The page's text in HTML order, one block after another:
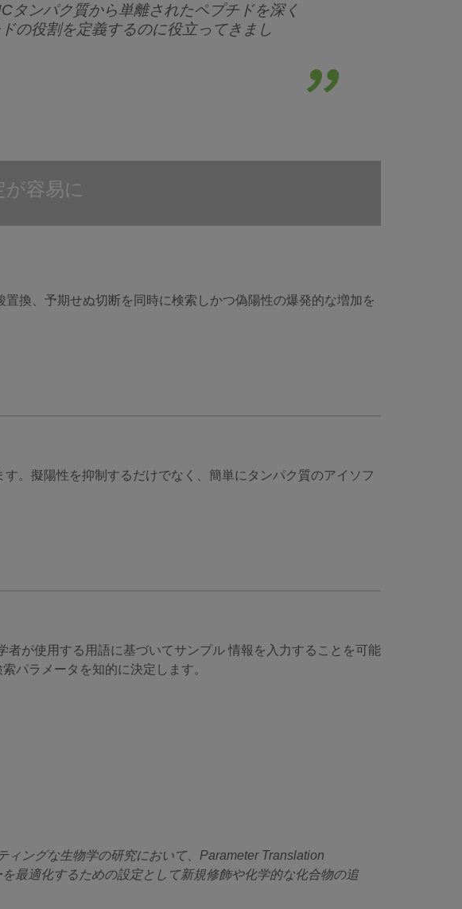
タンパク質から単離されたペプチドを深く
の役割を定義するのに役立ってきまし
容易に
換、予期せぬ切断を同時に検索しかつ偽陽性の爆発的な増加を
。擬陽性を抑制するだけでなく、簡単にタンパク質のアイソフ
が使用する用語に基づいてサンプル 情報を入力することを可能
パラメータを知的に決定します。
ングな生物学の研究において、Parameter Translation
最適化するための設定として新規修飾や化学的な化合物の追